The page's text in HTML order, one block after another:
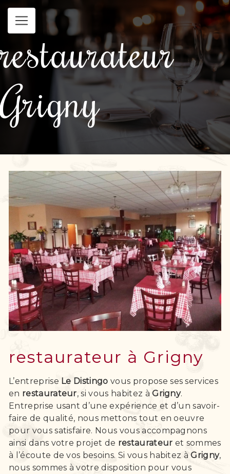
restaurateur
Grigny
restaurateur à Grigny
L’entreprise Le Distingo vous propose ses services
en restaurateur, si vous habitez àGrigny.
Entreprise usant d’une expérience et d’un savoir-
faire de qualité, nous mettons tout en oeuvre
pour vous satisfaire. Nous vous accompagnons
ainsi dans votre projet de restaurateur et sommes
à l’écoute de vos besoins. Si vous habitez àGrigny,
nous sommes à votre disposition pour vous
Panneau de gestion des cookies